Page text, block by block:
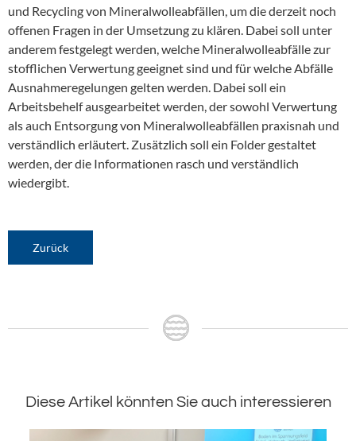
und Recycling von Mineralwolleabfällen, um die derzeit noch
offenen Fragen in der Umsetzung zu klären. Dabei soll unter
anderem festgelegt werden, welche Mineralwolleabfälle zur
stofflichen Verwertung geeignet sind und für welche Abfälle
Ausnahmeregelungen gelten werden. Dabei soll ein
Arbeitsbehelf ausgearbeitet werden, der sowohl Verwertung
als auch Entsorgung von Mineralwolleabfällen praxisnah und
verständlich erläutert. Zusätzlich soll ein Folder gestaltet
werden, der die Informationen rasch und verständlich
wiedergibt.
Zurück
Diese Artikel könnten Sie auch interessieren